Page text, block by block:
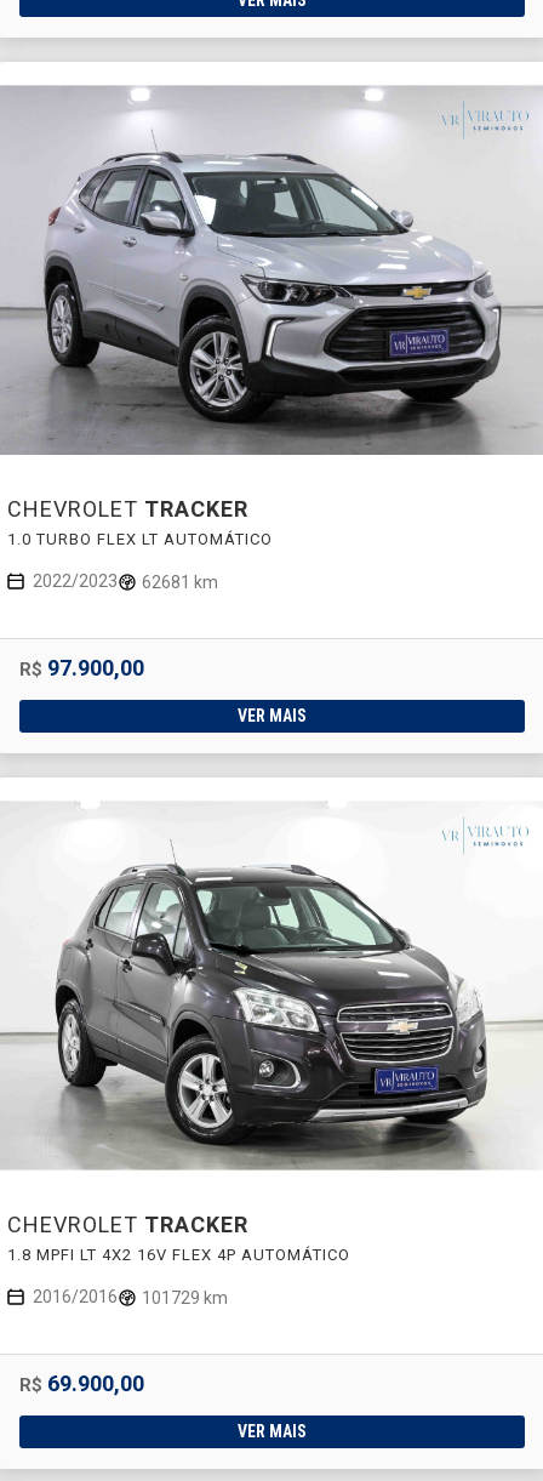
CHEVROLET TRACKER
1.0 TURBO FLEX LT AUTOMÁTICO
2022/2023 62681 km
R$ 97.900,00
VER MAIS
CHEVROLET TRACKER
1.8 MPFI LT 4X2 16V FLEX 4P AUTOMÁTICO
2016/2016 101729 km
R$ 69.900,00
VER MAIS